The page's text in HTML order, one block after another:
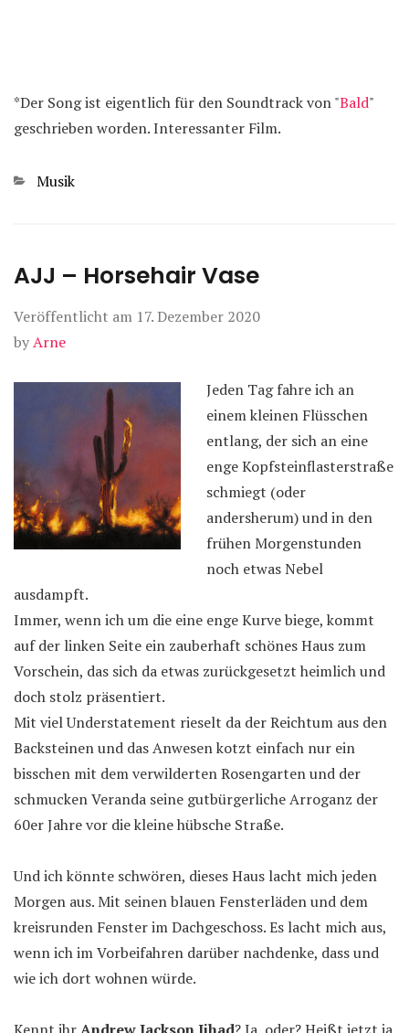
*Der Song ist eigentlich für den Soundtrack von "Bald"
geschrieben worden. Interessanter Film.
Kategorien
Musik
AJJ – Horsehair Vase
Veröffentlicht am 17. Dezember 2020
byArne
Jeden Tag fahre ich an
einem kleinen Flüsschen
entlang, der sich an eine
enge Kopfsteinflasterstraße
schmiegt (oder
andersherum) und in den
frühen Morgenstunden
noch etwas Nebel
ausdampft.
Immer, wenn ich um die eine enge Kurve biege, kommt
auf der linken Seite ein zauberhaft schönes Haus zum
Vorschein, das sich da etwas zurückgesetzt heimlich und
doch stolz präsentiert.
Mit viel Understatement rieselt da der Reichtum aus den
Backsteinen und das Anwesen kotzt einfach nur ein
bisschen mit dem verwilderten Rosengarten und der
schmucken Veranda seine gutbürgerliche Arroganz der
60er Jahre vor die kleine hübsche Straße.
Und ich könnte schwören, dieses Haus lacht mich jeden
Morgen aus. Mit seinen blauen Fensterläden und dem
kreisrunden Fenster im Dachgeschoss. Es lacht mich aus,
wenn ich im Vorbeifahren darüber nachdenke, dass und
wie ich dort wohnen würde.